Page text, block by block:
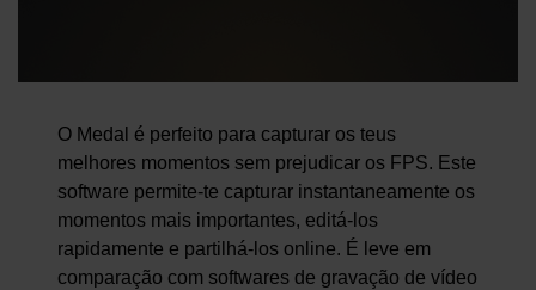
O Medal é perfeito para capturar os teus
melhores momentos sem prejudicar os FPS. Este
software permite-te capturar instantaneamente os
momentos mais importantes, editá-los
rapidamente e partilhá-los online. É leve em
comparação com softwares de gravação de vídeo